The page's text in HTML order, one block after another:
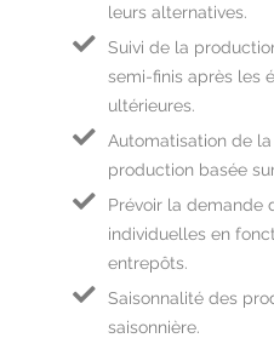
leurs alternatives.
Suivi de la
semi-finis après les
ultérieures.
Automatisation de
production basée
Prévoir la demande
individuelles en
entrepôts.
Saisonnalité des
saisonnière.